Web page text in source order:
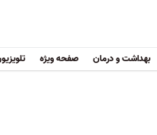
بهداشت و درمان صفحه ویژه